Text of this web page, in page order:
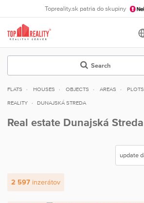
Topreality.sk patria do skupiny
Search
FLATS HOUSES OBJECTS AREAS PLOTS
REALITY DUNAJSKÁ STREDA
Real estate Dunajská Streda
2 597 inzerátov